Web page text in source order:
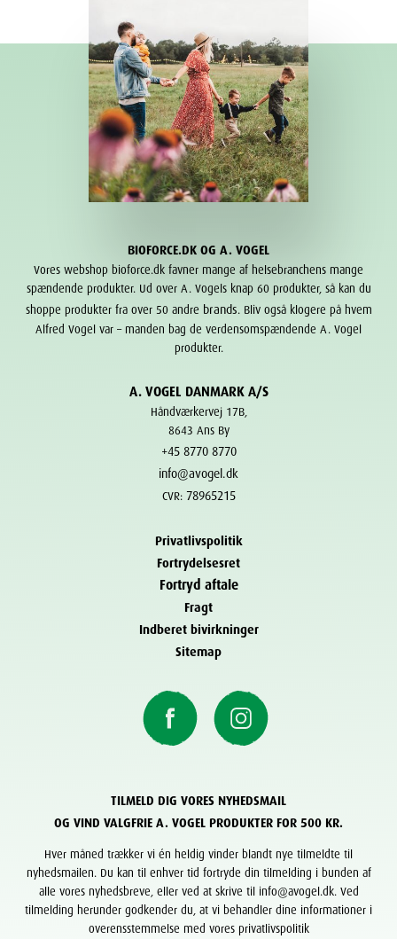
BIOFORCE.DK OG A. VOGEL
Vores webshop bioforce.dk favner mange af helsebranchens mange
spændende produkter. Ud over A. Vogels knap 60 produkter, så kan du
shoppe produkter fra over 50 andre brands. Bliv også klogere på hvem
Alfred Vogel var – manden bag de verdensomspændende A. Vogel
produkter.
A. VOGEL DANMARK A/S
Håndværkervej 17B,
8643 Ans By
+45 8770 8770
info@avogel.dk
CVR: 78965215
Privatlivspolitik
Fortrydelsesret
Fortryd aftale
Fragt
Indberet bivirkninger
Sitemap
TILMELD DIG VORES NYHEDSMAIL
OG VIND VALGFRIE A. VOGEL PRODUKTER FOR 500 KR.
Hver måned trækker vi én heldig vinder blandt nye tilmeldte til
nyhedsmailen. Du kan til enhver tid fortryde din tilmelding i bunden af
alle vores nyhedsbreve, eller ved at skrive til info@avogel.dk. Ved
tilmelding herunder godkender du, at vi behandler dine informationer i
overensstemmelse med vores privatlivspolitik